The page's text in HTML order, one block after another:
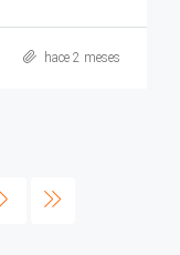
hace 2 meses